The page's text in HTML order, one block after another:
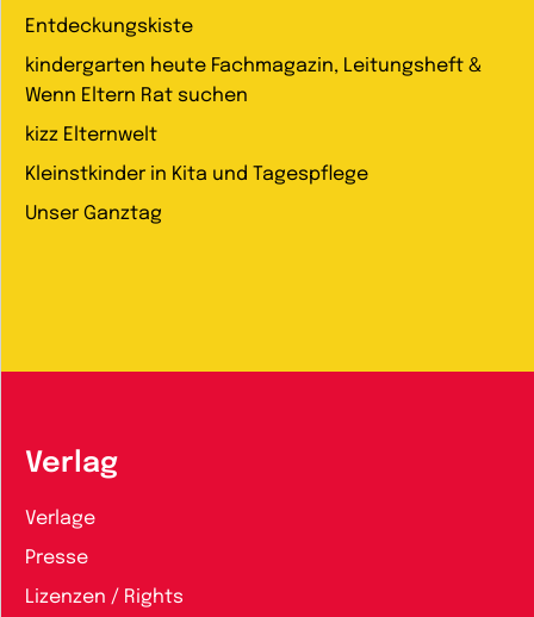
Entdeckungskiste
kindergarten heute Fachmagazin, Leitungsheft &
Wenn Eltern Rat suchen
kizz Elternwelt
Kleinstkinder in Kita und Tagespflege
Unser Ganztag
Verlag
Verlage
Presse
Lizenzen / Rights